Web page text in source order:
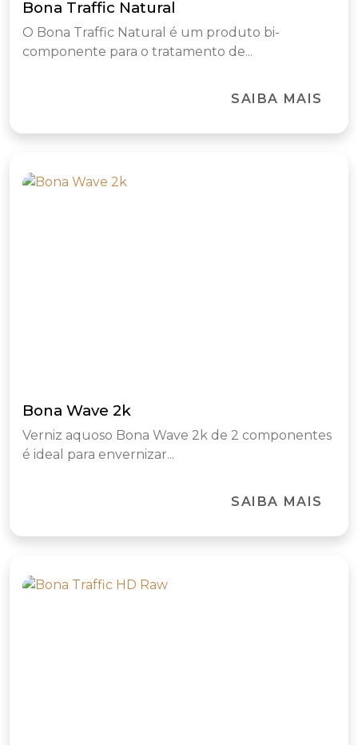
Bona Traffic Natural
O Bona Traffic Natural é um produto bi-
componente para o tratamento de...
SAIBA MAIS
Bona Wave 2k
Verniz aquoso Bona Wave 2k de 2 componentes
é ideal para envernizar...
SAIBA MAIS